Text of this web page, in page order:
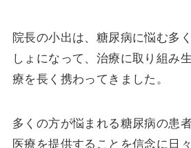
院長の小出は、糖尿病に悩む多
しょになって、治療に取り組み
療を長く携わってきました。
多くの方が悩まれる糖尿病の患
医療を提供することを信念に日